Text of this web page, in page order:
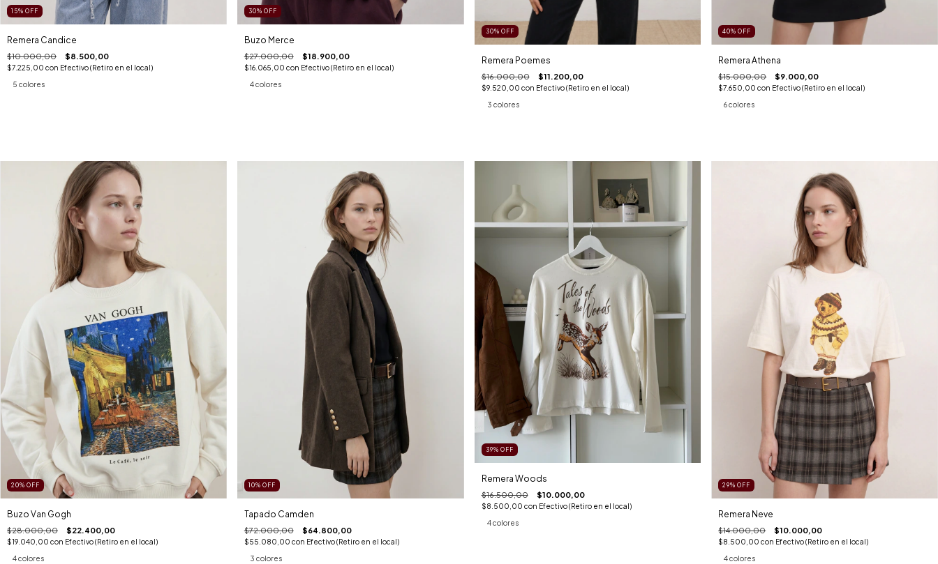
15% OFF
Remera Candice
$10.000,00 $8.500,00
$7.225,00 con Efectivo (Retiro en el local)
5 colores
30% OFF
Buzo Merce
$27.000,00 $18.900,00
$16.065,00 con Efectivo (Retiro en el local)
4 colores
30% OFF
Remera Poemes
$16.000,00 $11.200,00
$9.520,00 con Efectivo (Retiro en el local)
3 colores
40%OFF
Remera Athena
$15.000,00 $9.000,00
$7.650,00con Efectivo (Retiro en el local)
6 colores
20% OFF
Buzo Van Gogh
$28.000,00 $22.400,00
$19.040,00 con Efectivo (Retiro en el local)
4 colores
10% OFF
Tapado Camden
$72.000,00 $64.800,00
$55.080,00 con Efectivo (Retiro en el local)
3 colores
39% OFF
Remera Woods
$16.500,00 $10.000,00
$8.500,00 con Efectivo (Retiro en el local)
4 colores
29%OFF
Remera Neve
$14.000,00 $10.000,00
$8.500,00con Efectivo (Retiro en el local)
4 colores